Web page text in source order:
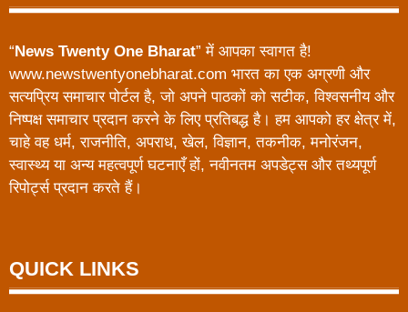
“News Twenty One Bharat” में आपका स्वागत है!
www.newstwentyonebharat.com भारत का एक अग्रणी और
सत्यप्रिय समाचार पोर्टल है, जो अपने पाठकों को सटीक, विश्वसनीय और
निष्पक्ष समाचार प्रदान करने के लिए प्रतिबद्ध है। हम आपको हर क्षेत्र में,
चाहे वह धर्म, राजनीति, अपराध, खेल, विज्ञान, तकनीक, मनोरंजन,
स्वास्थ्य या अन्य महत्वपूर्ण घटनाएँ हों, नवीनतम अपडेट्स और तथ्यपूर्ण
रिपोर्ट्स प्रदान करते हैं।
QUICK LINKS